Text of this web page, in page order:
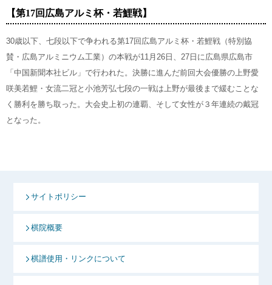
【第17回広島アルミ杯・若鯉戦】
30歳以下、七段以下で争われる第17回広島アルミ杯・若鯉戦（特別協
賛・広島アルミニウム工業）の本戦が11月26日、27日に広島県広島市
「中国新聞本社ビル」で行われた。決勝に進んだ前回大会優勝の上野愛
咲美若鯉・女流二冠と小池芳弘七段の一戦は上野が最後まで緩むことな
く勝利を勝ち取った。大会史上初の連覇、そして女性が３年連続の戴冠
となった。
サイトポリシー
棋院概要
棋譜使用・リンクについて